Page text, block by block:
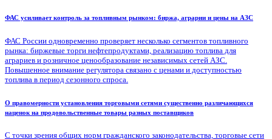
ФАС усиливает контроль за топливным рынком: биржа, аграрии и цены на АЗС
ФАС России одновременно проверяет несколько сегментов топливного
рынка: биржевые торги нефтепродуктами, реализацию топлива для
аграриев и розничное ценообразование независимых сетей АЗС.
Повышенное внимание регулятора связано с ценами и доступностью
топлива в период сезонного спроса.
О правомерности установления торговыми сетями существенно различающихся
наценок на продовольственные товары разных поставщиков
С точки зрения общих норм гражданского законодательства, торговые сети